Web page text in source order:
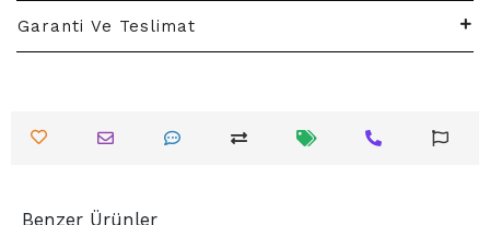
Garanti Ve Teslimat
Benzer Ürünler